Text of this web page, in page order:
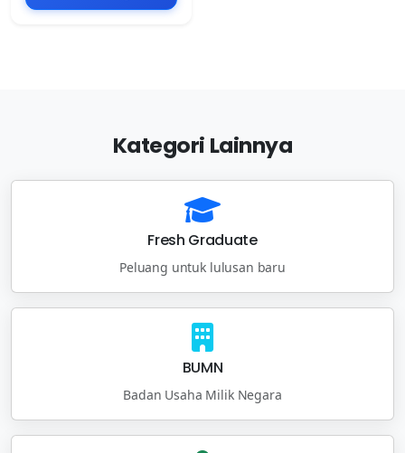
Kategori Lainnya
Fresh Graduate
Peluang untuk lulusan baru
BUMN
Badan Usaha Milik Negara